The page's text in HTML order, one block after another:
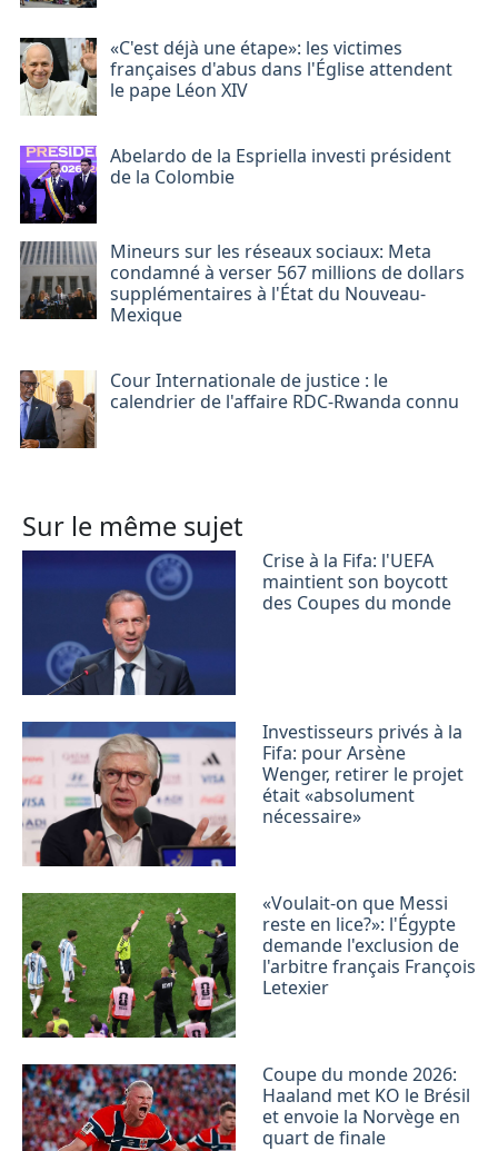
«C'est déjà une étape»: les victimes
françaises d'abus dans l'Église attendent
le pape Léon XIV
Abelardo de la Espriella investi président
de la Colombie
Mineurs sur les réseaux sociaux: Meta
condamné à verser 567 millions de dollars
supplémentaires à l'État du Nouveau-
Mexique
Cour Internationale de justice : le
calendrier de l'affaire RDC-Rwanda connu
Sur le même sujet
Crise à la Fifa: l'UEFA
maintient son boycott
des Coupes du monde
Investisseurs privés à la
Fifa: pour Arsène
Wenger, retirer le projet
était «absolument
nécessaire»
«Voulait-on que Messi
reste en lice?»: l'Égypte
demande l'exclusion de
l'arbitre français François
Letexier
Coupe du monde 2026:
Haaland met KO le Brésil
et envoie la Norvège en
quart de finale